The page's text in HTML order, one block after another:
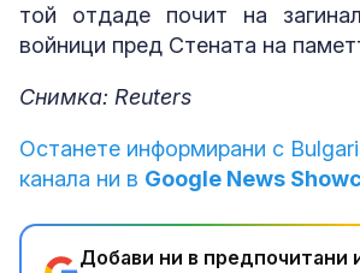
той отдаде почит на
войници пред Стената на
Снимка: Reuters
Останете информирани с
канала ни в Google News
Добави ни в предпочитани